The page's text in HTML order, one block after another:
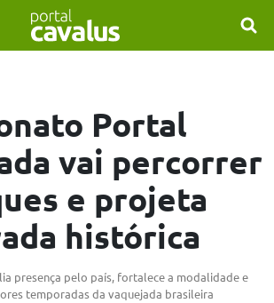
Portal
vai percorrer
e projeta
histórica
presença pelo país, fortalece a modalidade e
temporadas da vaquejada brasileira